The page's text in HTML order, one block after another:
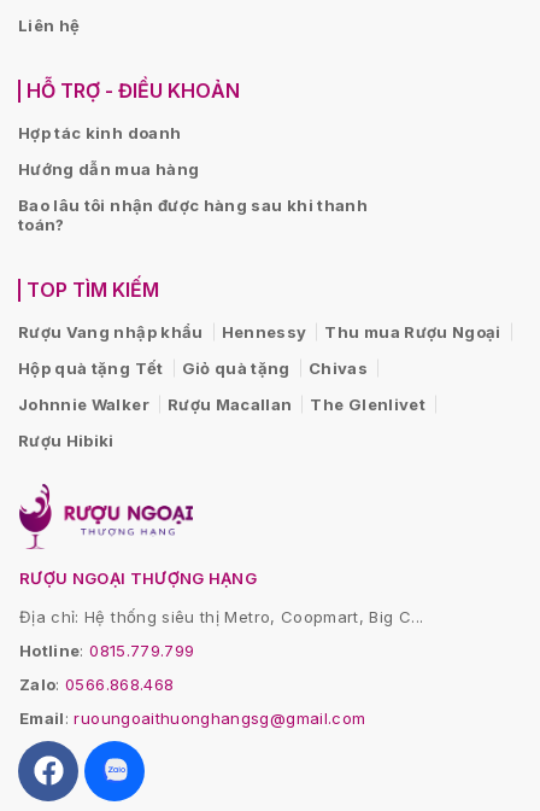
Liên hệ
HỖ TRỢ - ĐIỀU KHOẢN
Hợp tác kinh doanh
Hướng dẫn mua hàng
Bao lâu tôi nhận được hàng sau khi thanh
toán?
TOP TÌM KIẾM
Rượu Vang nhập khẩu Hennessy
Thu mua Rượu Ngoại
Hộp quà tặng Tết
Giỏ quà tặng
Chivas
Johnnie Walker
Rượu Macallan
The Glenlivet
Rượu Hibiki
RƯỢU NGOẠI THƯỢNG HẠNG
Địa chỉ: Hệ thống siêu thị Metro, Coopmart, Big C...
Hotline:0815.779.799
Zalo:0566.868.468
Email:ruoungoaithuonghangsg@gmail.com